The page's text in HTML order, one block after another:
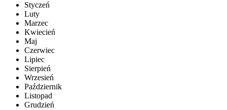
Styczeń
Luty
Marzec
Kwiecień
Maj
Czerwiec
Lipiec
Sierpień
Wrzesień
Październik
Listopad
Grudzień